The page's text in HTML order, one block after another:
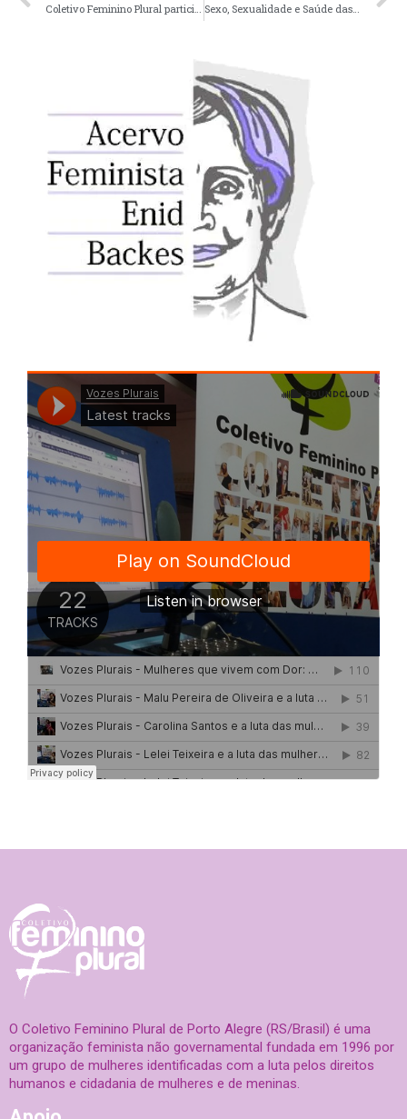
Sexo, Sexualidade e Saúde das Mulheres são os temas da próxima edição do Mandala da Diversidade
O Coletivo Feminino Plural de Porto Alegre (RS/Brasil) é uma
organização feminista não governamental fundada em 1996 por
um grupo de mulheres identificadas com a luta pelos direitos
humanos e cidadania de mulheres e de meninas.